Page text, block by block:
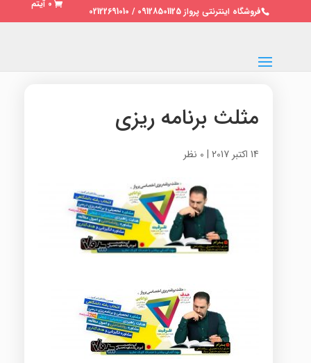
فروشگاه اینترنتی پرواز 09128501125 / 02122691010
0 آیتم
مثلث برنامه ریزی
14 اکتبر 2017 | 0 نظر